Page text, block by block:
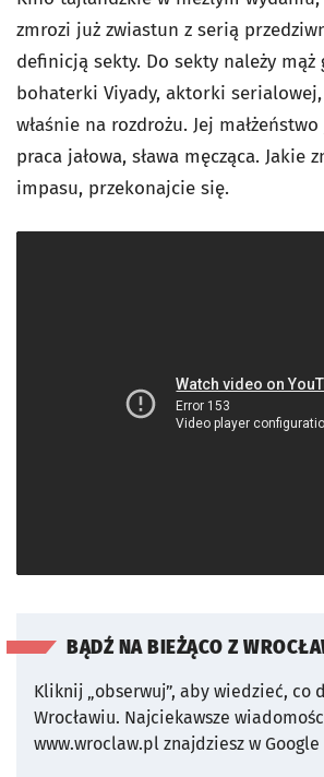
zmrozi już zwiastun z serią
definicją sekty. Do sekty należy mąż
bohaterki Viyady, aktorki
właśnie na rozdrożu. Jej
praca jałowa, sława męcząca. Jakie
impasu, przekonajcie się.
BĄDŹ NA BIEŻĄCO Z
Kliknij „obserwuj”, aby wiedzieć, co
Wrocławiu. Najciekawsze
www.wroclaw.pl znajdziesz w Google